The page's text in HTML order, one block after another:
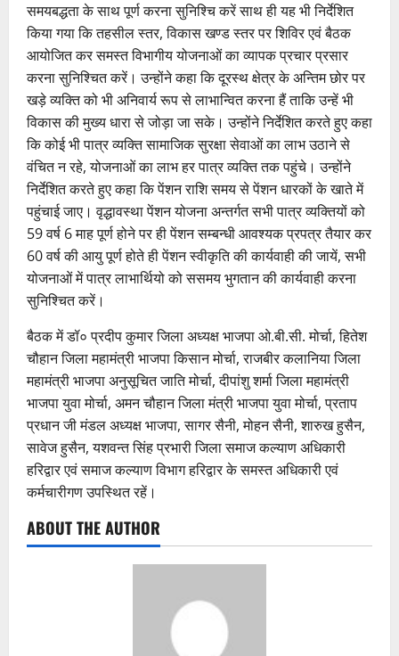
समयबद्धता के साथ पूर्ण करना सुनिश्चि करें साथ ही यह भी निर्देशित
किया गया कि तहसील स्तर, विकास खण्ड स्तर पर शिविर एवं बैठक
आयोजित कर समस्त विभागीय योजनाओं का व्यापक प्रचार प्रसार
करना सुनिश्चित करें। उन्होंने कहा कि दूरस्थ क्षेत्र के अन्तिम छोर पर
खड़े व्यक्ति को भी अनिवार्य रूप से लाभान्वित करना हैं ताकि उन्हें भी
विकास की मुख्य धारा से जोड़ा जा सके। उन्होंने निर्देशित करते हुए कहा
कि कोई भी पात्र व्यक्ति सामाजिक सुरक्षा सेवाओं का लाभ उठाने से
वंचित न रहे, योजनाओं का लाभ हर पात्र व्यक्ति तक पहुंचे। उन्होंने
निर्देशित करते हुए कहा कि पेंशन राशि समय से पेंशन धारकों के खाते में
पहुंचाई जाए। वृद्धावस्था पेंशन योजना अन्तर्गत सभी पात्र व्यक्तियों को
59 वर्ष 6 माह पूर्ण होने पर ही पेंशन सम्बन्धी आवश्यक प्रपत्र तैयार कर
60 वर्ष की आयु पूर्ण होते ही पेंशन स्वीकृति की कार्यवाही की जायें, सभी
योजनाओं में पात्र लाभार्थियो को ससमय भुगतान की कार्यवाही करना
सुनिश्चित करें।
बैठक में डॉ० प्रदीप कुमार जिला अध्यक्ष भाजपा ओ.बी.सी. मोर्चा, हितेश
चौहान जिला महामंत्री भाजपा किसान मोर्चा, राजबीर कलानिया जिला
महामंत्री भाजपा अनुसूचित जाति मोर्चा, दीपांशु शर्मा जिला महामंत्री
भाजपा युवा मोर्चा, अमन चौहान जिला मंत्री भाजपा युवा मोर्चा, प्रताप
प्रधान जी मंडल अध्यक्ष भाजपा, सागर सैनी, मोहन सैनी, शारुख हुसैन,
सावेज हुसैन, यशवन्त सिंह प्रभारी जिला समाज कल्याण अधिकारी
हरिद्वार एवं समाज कल्याण विभाग हरिद्वार के समस्त अधिकारी एवं
कर्मचारीगण उपस्थित रहें।
ABOUT THE AUTHOR